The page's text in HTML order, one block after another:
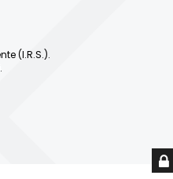
(I.R.S.).